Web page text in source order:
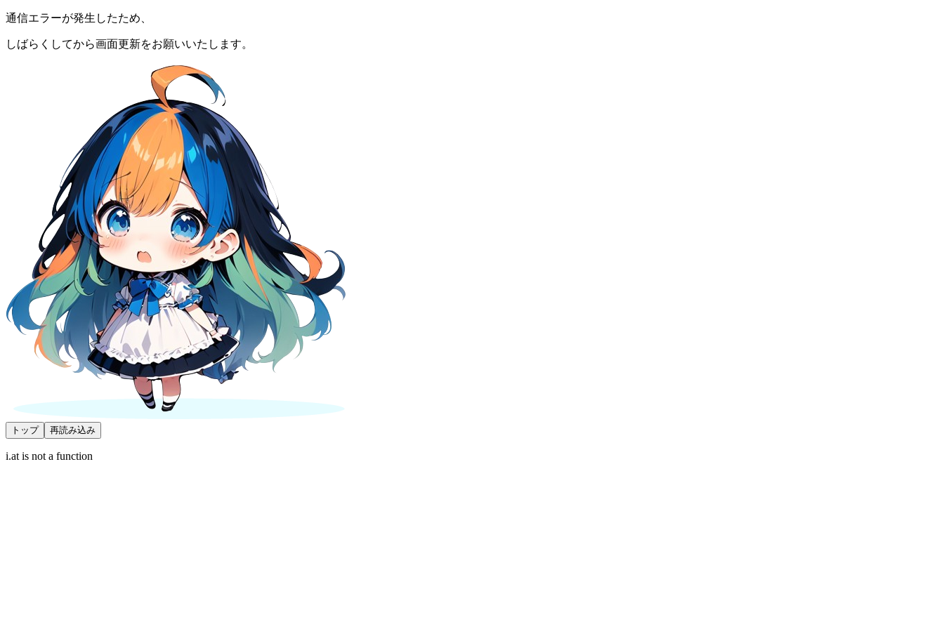
通信エラーが発生したため、
しばらくしてから画面更新をお願いいたします。
トップ 再読み込み
i.at is not a function